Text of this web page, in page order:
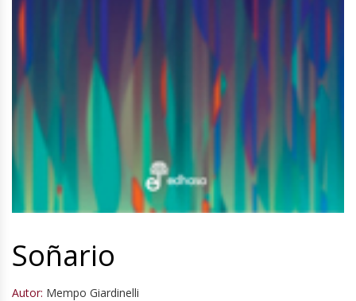
Soñario
Autor: Mempo Giardinelli